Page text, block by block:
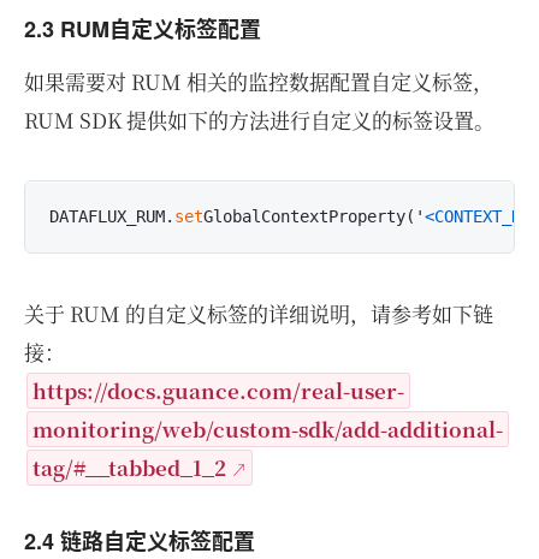
2.3 RUM自定义标签配置
如果需要对 RUM 相关的监控数据配置自定义标签，
RUM SDK 提供如下的方法进行自定义的标签设置。
DATAFLUX_RUM. setGlobalContextProperty('
关于 RUM 的自定义标签的详细说明，请参考如下链
接：
https://docs.guance.com/real-user-
monitoring/web/custom-sdk/add-additional-
tag/#__tabbed_1_2
2.4 链路自定义标签配置